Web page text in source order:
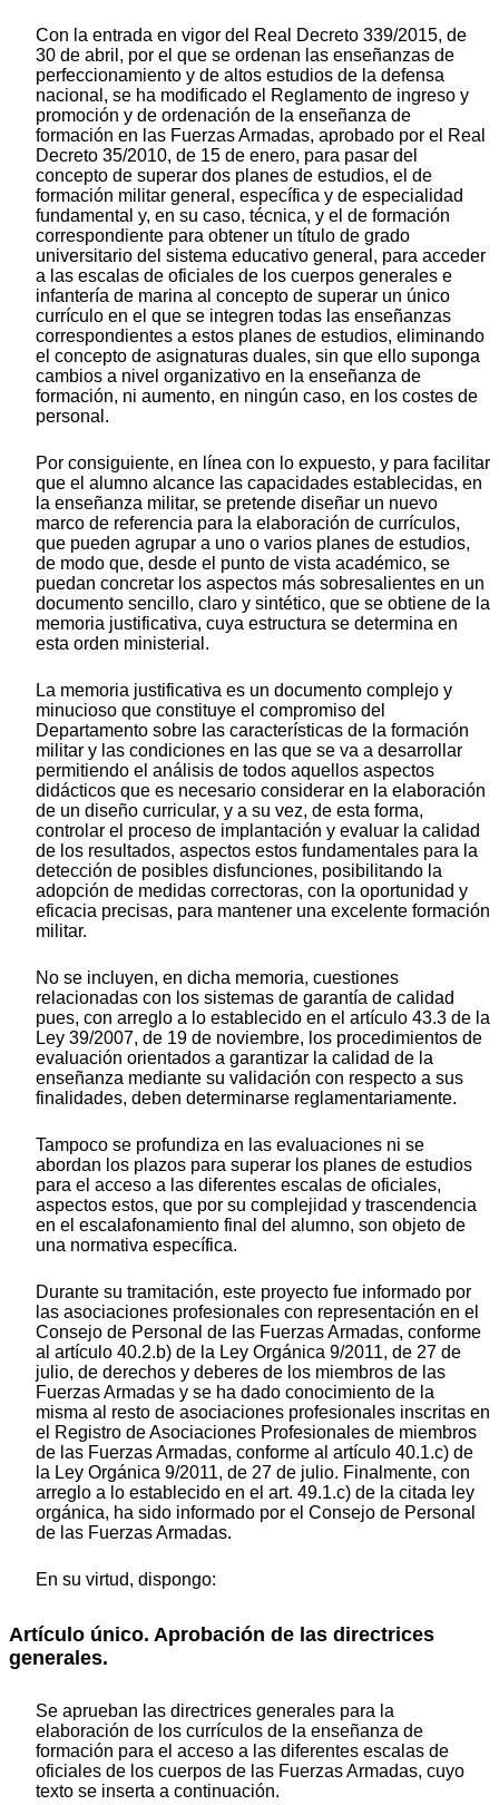
Con la entrada en vigor del Real Decreto 339/2015, de
30 de abril, por el que se ordenan las enseñanzas de
perfeccionamiento y de altos estudios de la defensa
nacional, se ha modificado el Reglamento de ingreso y
promoción y de ordenación de la enseñanza de
formación en las Fuerzas Armadas, aprobado por el Real
Decreto 35/2010, de 15 de enero, para pasar del
concepto de superar dos planes de estudios, el de
formación militar general, específica y de especialidad
fundamental y, en su caso, técnica, y el de formación
correspondiente para obtener un título de grado
universitario del sistema educativo general, para acceder
a las escalas de oficiales de los cuerpos generales e
infantería de marina al concepto de superar un único
currículo en el que se integren todas las enseñanzas
correspondientes a estos planes de estudios, eliminando
el concepto de asignaturas duales, sin que ello suponga
cambios a nivel organizativo en la enseñanza de
formación, ni aumento, en ningún caso, en los costes de
personal.
Por consiguiente, en línea con lo expuesto, y para facilitar
que el alumno alcance las capacidades establecidas, en
la enseñanza militar, se pretende diseñar un nuevo
marco de referencia para la elaboración de currículos,
que pueden agrupar a uno o varios planes de estudios,
de modo que, desde el punto de vista académico, se
puedan concretar los aspectos más sobresalientes en un
documento sencillo, claro y sintético, que se obtiene de la
memoria justificativa, cuya estructura se determina en
esta orden ministerial.
La memoria justificativa es un documento complejo y
minucioso que constituye el compromiso del
Departamento sobre las características de la formación
militar y las condiciones en las que se va a desarrollar
permitiendo el análisis de todos aquellos aspectos
didácticos que es necesario considerar en la elaboración
de un diseño curricular, y a su vez, de esta forma,
controlar el proceso de implantación y evaluar la calidad
de los resultados, aspectos estos fundamentales para la
detección de posibles disfunciones, posibilitando la
adopción de medidas correctoras, con la oportunidad y
eficacia precisas, para mantener una excelente formación
militar.
No se incluyen, en dicha memoria, cuestiones
relacionadas con los sistemas de garantía de calidad
pues, con arreglo a lo establecido en el artículo 43.3 de la
Ley 39/2007, de 19 de noviembre, los procedimientos de
evaluación orientados a garantizar la calidad de la
enseñanza mediante su validación con respecto a sus
finalidades, deben determinarse reglamentariamente.
Tampoco se profundiza en las evaluaciones ni se
abordan los plazos para superar los planes de estudios
para el acceso a las diferentes escalas de oficiales,
aspectos estos, que por su complejidad y trascendencia
en el escalafonamiento final del alumno, son objeto de
una normativa específica.
Durante su tramitación, este proyecto fue informado por
las asociaciones profesionales con representación en el
Consejo de Personal de las Fuerzas Armadas, conforme
al artículo 40.2.b) de la Ley Orgánica 9/2011, de 27 de
julio, de derechos y deberes de los miembros de las
Fuerzas Armadas y se ha dado conocimiento de la
misma al resto de asociaciones profesionales inscritas en
el Registro de Asociaciones Profesionales de miembros
de las Fuerzas Armadas, conforme al artículo 40.1.c) de
la Ley Orgánica 9/2011, de 27 de julio. Finalmente, con
arreglo a lo establecido en el art. 49.1.c) de la citada ley
orgánica, ha sido informado por el Consejo de Personal
de las Fuerzas Armadas.
En su virtud, dispongo:
Artículo único. Aprobación de las directrices
generales.
Se aprueban las directrices generales para la
elaboración de los currículos de la enseñanza de
formación para el acceso a las diferentes escalas de
oficiales de los cuerpos de las Fuerzas Armadas, cuyo
texto se inserta a continuación.